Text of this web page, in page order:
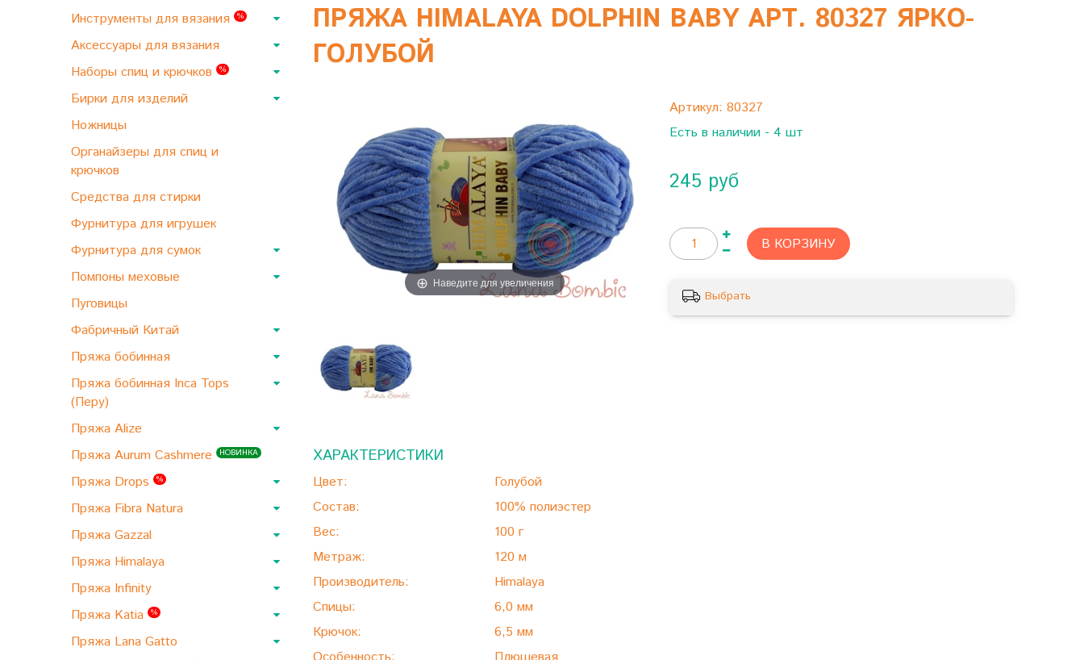
Инструменты для вязания %
Аксессуары для вязания
Наборы спиц и крючков
%
Бирки для изделий
Ножницы
Органайзеры для спиц и
крючков
Средства для стирки
Фурнитура для игрушек
Фурнитура для сумок
Помпоны меховые
Пуговицы
Фабричный Китай
Пряжа бобинная
Пряжа бобинная Inca Tops
(Перу)
Пряжа Alize
Пряжа Aurum Cashmere
НОВИНКА
Пряжа Drops %
Пряжа Fibra Natura
Пряжа Gazzal
Пряжа Himalaya
Пряжа Infinity
Пряжа Katia
%
Пряжа Lana Gatto
ПРЯЖА HIMALAYA DOLPHIN BABY АРТ. 80327 ЯРКО-
ГОЛУБОЙ
Наведите для увеличения
Артикул: 80327
Есть в наличии - 4 шт
245 руб
В КОРЗИНУ
Выбрать
ХАРАКТЕРИСТИКИ
Цвет:
Голубой
Состав:
100% полиэстер
Вес:
100 г
Метраж:
120 м
Производитель:
Himalaya
Спицы:
6,0 мм
Крючок:
6,5 мм